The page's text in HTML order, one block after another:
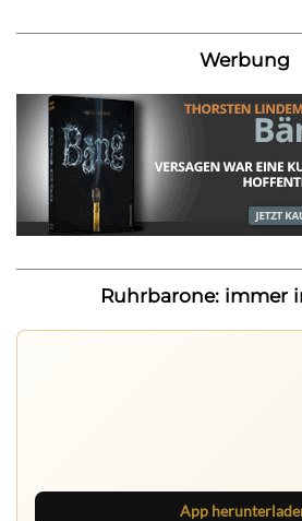
Werbung
Ruhrbarone: immer
App